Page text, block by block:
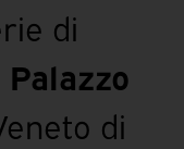
di
Palazzo
di